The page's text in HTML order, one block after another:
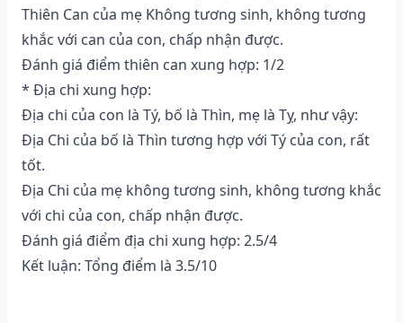
Thiên Can của mẹ Không tương sinh, không tương
khắc với can của con, chấp nhận được.
Đánh giá điểm thiên can xung hợp: 1/2
* Địa chi xung hợp:
Địa chi của con là Tý, bố là Thìn, mẹ là Tỵ, như vậy:
Địa Chi của bố là Thìn tương hợp với Tý của con, rất
tốt.
Địa Chi của mẹ không tương sinh, không tương khắc
với chi của con, chấp nhận được.
Đánh giá điểm địa chi xung hợp: 2.5/4
Kết luận: Tổng điểm là 3.5/10